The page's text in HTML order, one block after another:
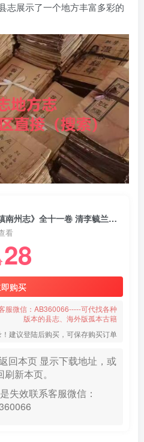
志展示了一个地方丰富多彩的
云南省楚雄市南华县《光绪镇南州志》全十一卷 清李毓兰修 甘孟贤纂PDF电子版地方志下载
看
28
购买
服微信：AB360066-----可代找各种
版本的县志、海外版孤本古籍
建议登陆后购买，可保存购买订单
回本页 显示下载地址，或
新本页。
失效联系客服微信：